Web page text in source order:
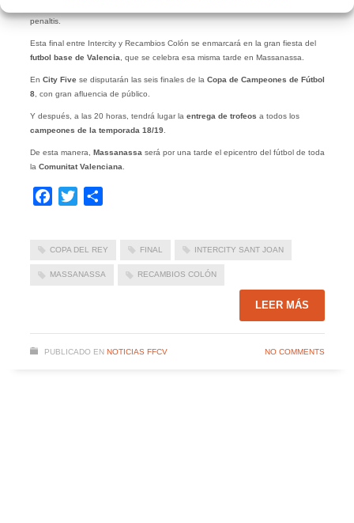
penaltis.
Esta final entre Intercity y Recambios Colón se enmarcará en la gran fiesta del
futbol base de Valencia , que se celebra esa misma tarde en Massanassa.
En City Fivese disputarán las seis finales de la Copa de Campeones de Fútbol
8, con gran afluencia de público.
Y después, a las 20 horas, tendrá lugar la entrega de trofeos a todos los
campeones de la temporada 18/19.
De esta manera, Massanassa será por una tarde el epicentro del fútbol de toda
la Comunitat Valenciana
Facebook
Twitter
COPA DEL REY FINAL INTERCITY SANT JOAN
MASSANASSA RECAMBIOS COLÓN
LEER MÁS
PUBLICADO EN NOTICIAS FFCV NO COMMENTS